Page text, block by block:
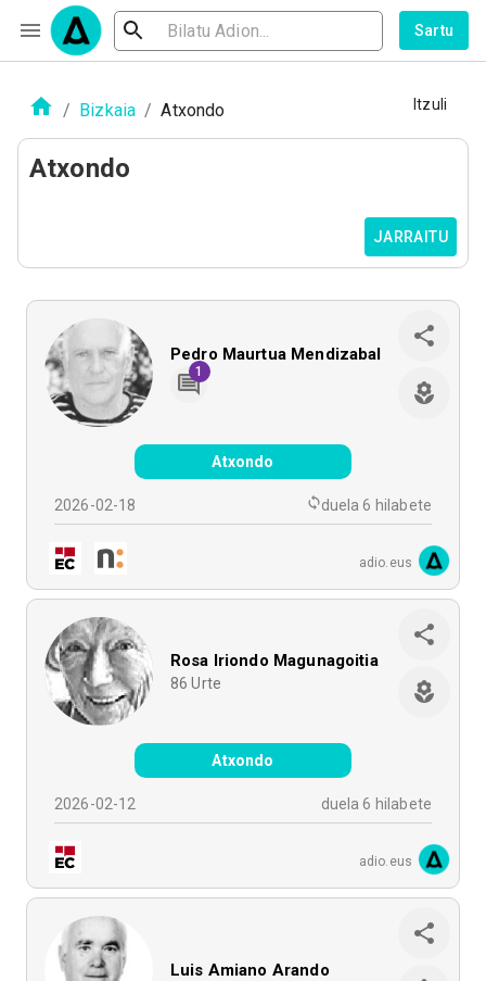
Sartu
/ Bizkaia / Atxondo Itzuli
Atxondo
JARRAITU
Pedro Maurtua Mendizabal
1
Atxondo
2026-02-18 duela 6 hilabete
adio.eus
Rosa Iriondo Magunagoitia
86 Urte
Atxondo
2026-02-12 duela 6 hilabete
adio.eus
Luis Amiano Arando